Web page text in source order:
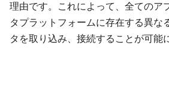
理由です。これによって、全てのア
タプラットフォームに存在する異な
タを取り込み、接続することが可能